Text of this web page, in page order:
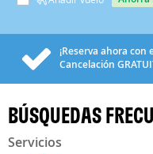
¡Reserva ahora
Cancelación
BÚSQUEDAS
Servicios